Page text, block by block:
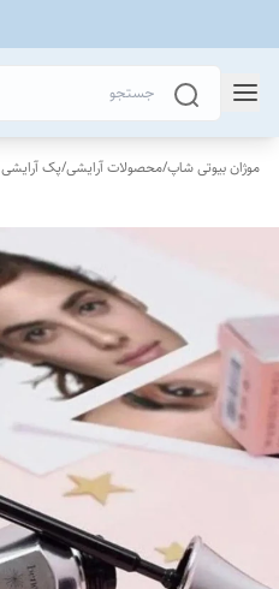
موژان بیوتی شاپ/محصولات آرایشی/پک آرایشی